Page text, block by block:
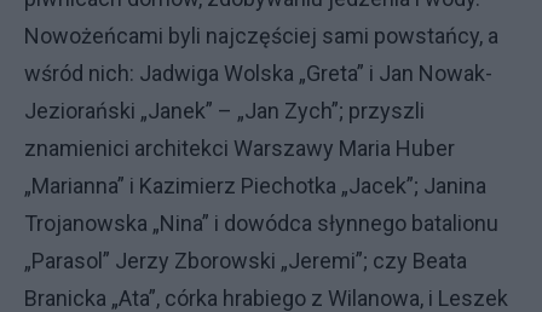
Nowożeńcami byli najczęściej sami powstańcy, a
wśród nich: Jadwiga Wolska „Greta” i Jan Nowak-
Jeziorański „Janek” – „Jan Zych”; przyszli
znamienici architekci Warszawy Maria Huber
„Marianna” i Kazimierz Piechotka „Jacek”; Janina
Trojanowska „Nina” i dowódca słynnego batalionu
„Parasol” Jerzy Zborowski „Jeremi”; czy Beata
Branicka „Ata”, córka hrabiego z Wilanowa, i Leszek